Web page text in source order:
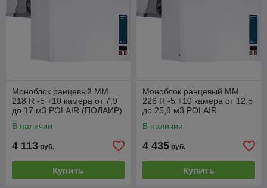
температурный режим в камере, автоматически включает
режим оттаивания и дает возможность изменять параметры
ПОЛАИР содержит непосредственно испаритель,
вентилятор, емкость для сбора конденсата и
теплоэлектронагреватель для интенсивной оттайки
В комплект также входит трубка слива воды, сетевой
соединитель, розетка и выключатель, кронштейн навески,
метизы и светильник с лампой накаливания. В качестве
дополнительного оборудования устанавливается "зимний
Продажа холодильных шкафов POLAIR
с Доставкой в Минске, Гомель, Витебск,
Могилев, Брест, Гродно.
Моноблок ранцевый MM
218 R -5 +10 камера от 7,9
до 17 м3 POLAIR (ПОЛАИР)
В наличии
4 113 руб.
Купить
Моноблок ранцевый MM
226 R -5 +10 камера от 12,5
до 25,8 м3 POLAIR
В наличии
4 435 руб.
Купить